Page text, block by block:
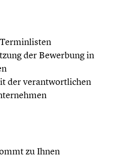
der Bewerbung in
der verantwortlichen
zu Ihnen